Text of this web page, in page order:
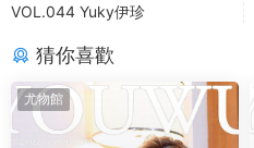
VOL.044 Yuky伊珍
猜你喜歡
尤物館